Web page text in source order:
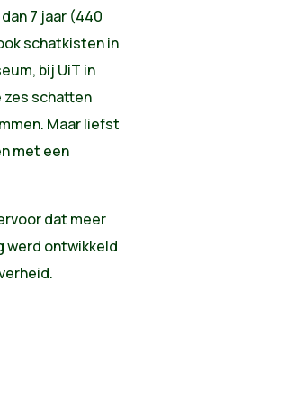
7 jaar (440
schatkisten in
bij UiT in
zes schatten
Maar liefst
met een
dat meer
werd ontwikkeld